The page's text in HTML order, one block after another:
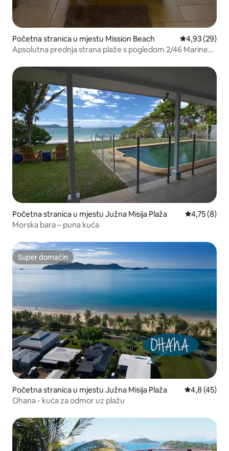
Početna stranica u mjestu Mission Beach prosječna
4,93 (29)
Apsolutna prednja strana plaže s pogledom 2/46 Marine
Početna stranica u mjestu Južna Misija Plaža prosječna
4,75 (8)
Morska bara – puna kuća
Super domaćin
Super domaćin
Početna stranica u mjestu Južna Misija Plaža prosječna
4,8 (45)
Ohana - kuća za odmor uz plažu